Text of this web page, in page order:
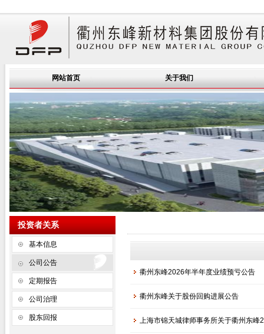
网站首页 关于我们
投资者关系
基本信息
公司公告
定期报告
公司治理
股东回报
衢州东峰2026年半年度业绩预亏公告
衢州东峰关于股份回购进展公告
上海市锦天城律师事务所关于衢州东